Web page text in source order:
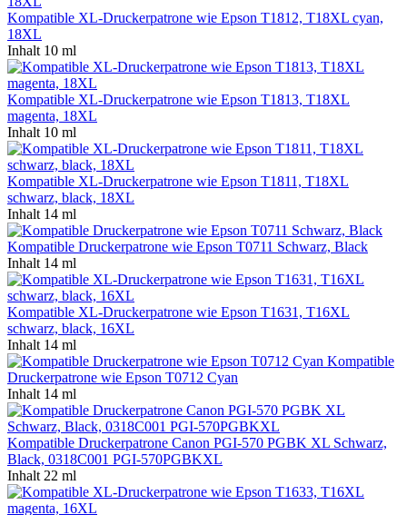
Kompatible XL-Druckerpatrone wie Epson T1812, T18XL cyan,
18XL
Inhalt 10 ml
Kompatible XL-Druckerpatrone wie Epson T1813, T18XL
magenta, 18XL
Inhalt 10 ml
Kompatible XL-Druckerpatrone wie Epson T1811, T18XL
schwarz, black, 18XL
Inhalt 14 ml
Kompatible Druckerpatrone wie Epson T0711 Schwarz, Black
Inhalt 14 ml
Kompatible XL-Druckerpatrone wie Epson T1631, T16XL
schwarz, black, 16XL
Inhalt 14 ml
Kompatible
Druckerpatrone wie Epson T0712 Cyan
Inhalt 14 ml
Kompatible Druckerpatrone Canon PGI-570 PGBK XL Schwarz,
Black, 0318C001 PGI-570PGBKXL
Inhalt 22 ml